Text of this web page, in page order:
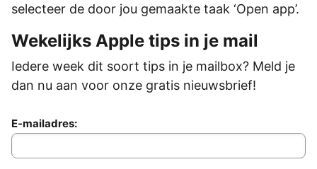
selecteer de door jou gemaakte taak ‘Open app’.
Wekelijks Apple tips in je mail
Iedere week dit soort tips in je mailbox? Meld je
dan nu aan voor onze gratis nieuwsbrief!
E-mailadres: